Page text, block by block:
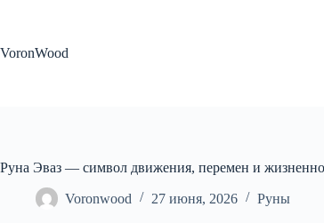
VoronWood
Руна Эваз — символ движения, перемен и
Voronwood 27 июня, 2026 Руны